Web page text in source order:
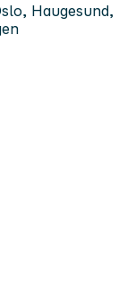
Haugesund,